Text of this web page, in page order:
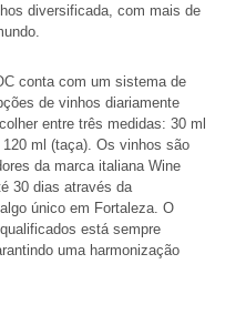
diversificada, com mais de
conta com um sistema de
de vinhos diariamente
entre três medidas: 30 ml
ml (taça). Os vinhos são
da marca italiana Wine
30 dias através da
único em Fortaleza. O
está sempre
uma harmonização